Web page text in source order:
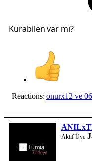
Kurabilen var mı?
Reactions: onurx12 ve
Aktif Üye